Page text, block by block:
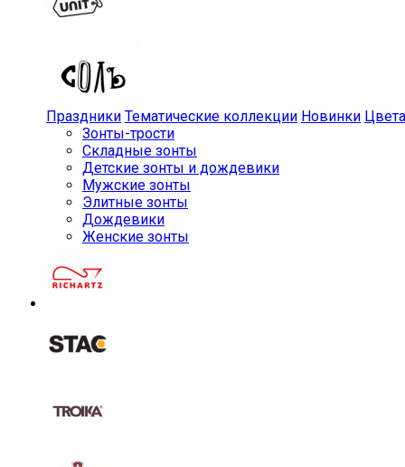
Праздники Тематические коллекции Новинки Цвета
Зонты-трости
Складные зонты
Детские зонты и дождевики
Мужские зонты
Элитные зонты
Дождевики
Женские зонты